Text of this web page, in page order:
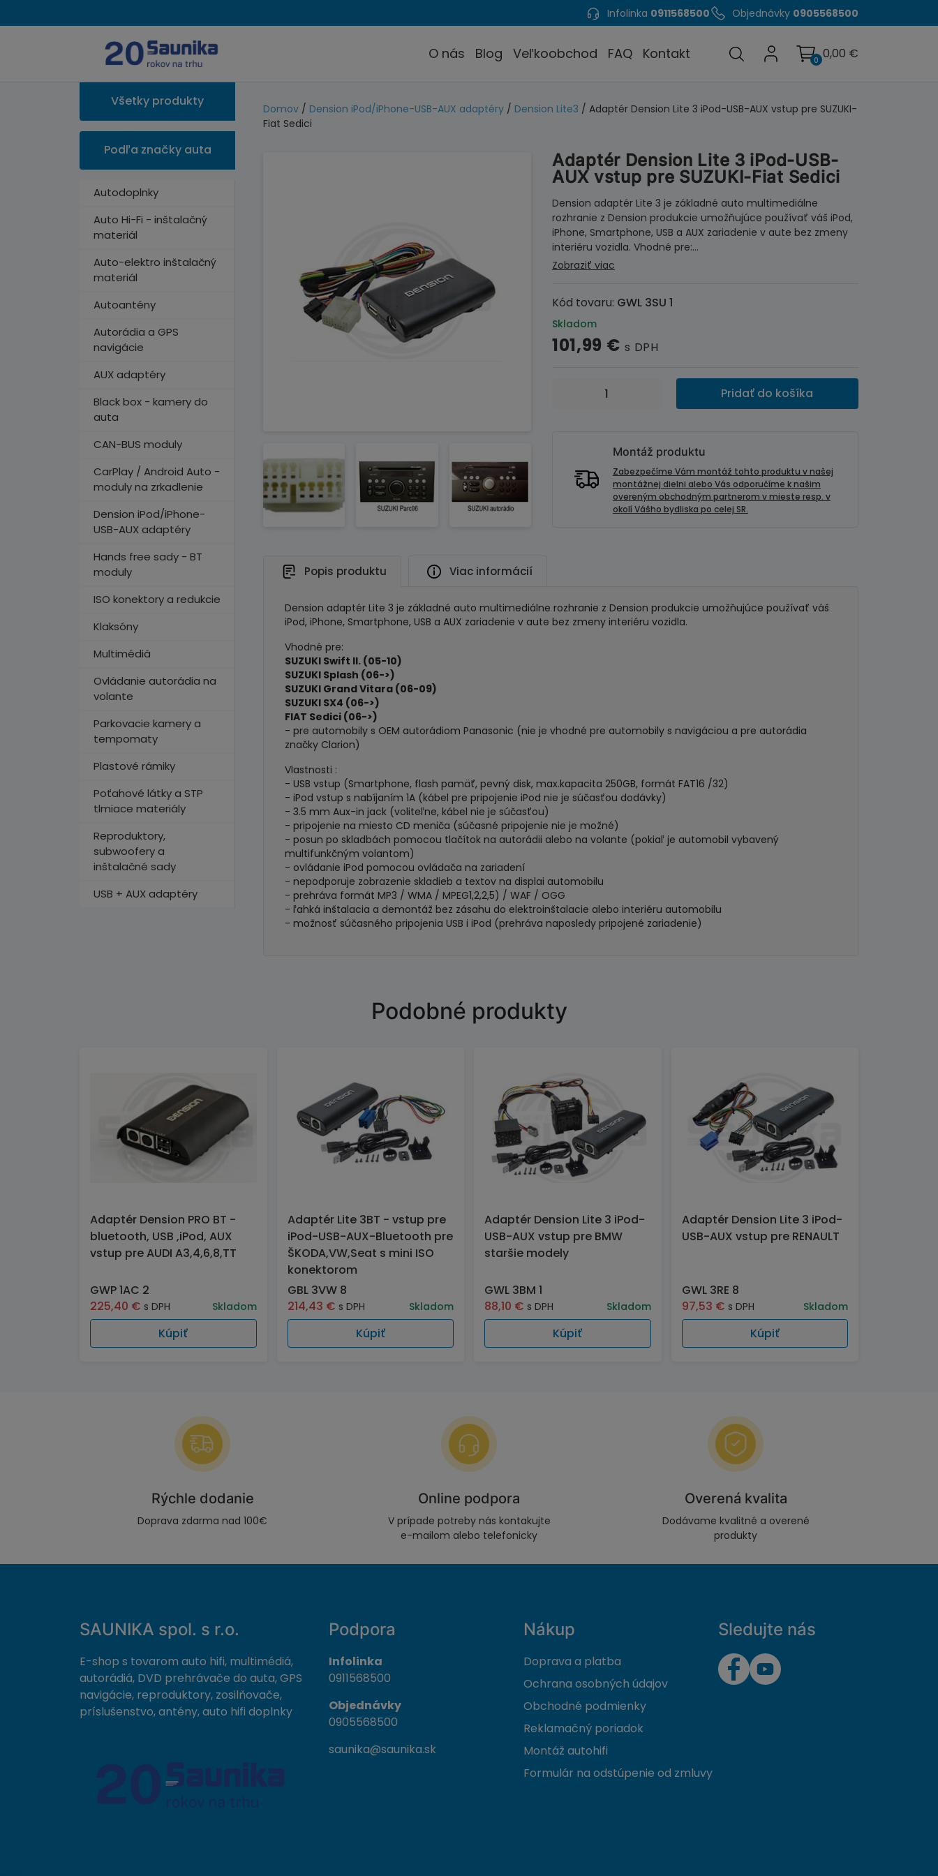
Infolinka 0911568500 Objednávky 0905568500
O nás Blog Veľkoobchod FAQ Kontakt 0 0,00 €
Všetky produkty
Podľa značky auta
Autodoplnky
Auto Hi-Fi - inštalačný
materiál
Auto-elektro inštalačný
materiál
Autoantény
Autorádia a GPS
navigácie
AUX adaptéry
Black box - kamery do
auta
CAN-BUS moduly
CarPlay / Android Auto -
moduly na zrkadlenie
Dension iPod/iPhone-
USB-AUX adaptéry
Hands free sady - BT
moduly
ISO konektory a redukcie
Klaksóny
Multimédiá
Ovládanie autorádia na
volante
Parkovacie kamery a
tempomaty
Plastové rámiky
Poťahové látky a STP
tlmiace materiály
Reproduktory,
subwoofery a
inštalačné sady
USB + AUX adaptéry
Domov / Dension iPod/iPhone-USB-AUX adaptéry / Dension Lite3 / Adaptér Dension Lite 3 iPod-USB-AUX vstup pre SUZUKI-
Fiat Sedici
Adaptér Dension Lite 3 iPod-USB-
AUX vstup pre SUZUKI-Fiat Sedici
Dension adaptér Lite 3 je základné auto multimediálne
rozhranie z Dension produkcie umožňujúce používať váš iPod,
iPhone, Smartphone, USB a AUX zariadenie v aute bez zmeny
interiéru vozidla. Vhodné pre:…
Zobraziť viac
Kód tovaru: GWL 3SU 1
Skladom
101,99 € s DPH
množstvo
iPod-
USB-
Pridať do košíka
Montáž produktu
Zabezpečíme Vám montáž tohto produktu v našej
montážnej dielni alebo Vás odporučíme k našim
overeným obchodným partnerom v mieste resp. v
okolí Vášho bydliska po celej SR.
Popis produktu Viac informácií
Dension adaptér Lite 3 je základné auto multimediálne rozhranie z Dension produkcie umožňujúce používať váš
iPod, iPhone, Smartphone, USB a AUX zariadenie v aute bez zmeny interiéru vozidla.
Vhodné pre:
SUZUKI Swift II. (05-10)
SUZUKI Splash (06->)
SUZUKI Grand Vitara (06-09)
SUZUKI SX4 (06->)
FIAT Sedici (06->)
- pre automobily s OEM autorádiom Panasonic (nie je vhodné pre automobily s navigáciou a pre autorádia
značky Clarion)
Vlastnosti :
- USB vstup (Smartphone, flash pamäť, pevný disk, max.kapacita 250GB, formát FAT16 /32)
- iPod vstup s nabíjaním 1A (kábel pre pripojenie iPod nie je súčasťou dodávky)
- 3.5 mm Aux-in jack (voliteľne, kábel nie je súčasťou)
- pripojenie na miesto CD meniča (súčasné pripojenie nie je možné)
- posun po skladbách pomocou tlačítok na autorádii alebo na volante (pokiaľ je automobil vybavený
multifunkčným volantom)
- ovládanie iPod pomocou ovládača na zariadení
- nepodporuje zobrazenie skladieb a textov na displai automobilu
- prehráva formát MP3 / WMA / MPEG1,2,2,5) / WAF / OGG
- ľahká inštalacia a demontáž bez zásahu do elektroinštalacie alebo interiéru automobilu
- možnosť súčasného pripojenia USB i iPod (prehráva naposledy pripojené zariadenie)
Podobné produkty
Adaptér Dension PRO BT -
bluetooth, USB ,iPod, AUX
vstup pre AUDI A3,4,6,8,TT
GWP 1AC 2
225,40 € s DPH Skladom
Kúpiť
Adaptér Lite 3BT - vstup pre
iPod-USB-AUX-Bluetooth pre
ŠKODA,VW,Seat s mini ISO
konektorom
GBL 3VW 8
214,43 € s DPH Skladom
Kúpiť
Adaptér Dension Lite 3 iPod-
USB-AUX vstup pre BMW
staršie modely
GWL 3BM 1
88,10 € s DPH Skladom
Kúpiť
Adaptér Dension Lite 3 iPod-
USB-AUX vstup pre RENAULT
GWL 3RE 8
97,53 € s DPH Skladom
Kúpiť
Rýchle dodanie
Doprava zdarma nad 100€
Online podpora
V prípade potreby nás kontakujte
e-mailom alebo telefonicky
Overená kvalita
Dodávame kvalitné a overené
produkty
SAUNIKA spol. s r.o.
E-shop s tovarom auto hifi, multimédiá,
autorádiá, DVD prehrávače do auta, GPS
navigácie, reproduktory, zosilňovače,
príslušenstvo, antény, auto hifi doplnky
Podpora
Infolinka
0911568500
Objednávky
0905568500
saunika@saunika.sk
Nákup
Doprava a platba
Ochrana osobných údajov
Obchodné podmienky
Reklamačný poriadok
Montáž autohifi
Formulár na odstúpenie od zmluvy
Sledujte nás